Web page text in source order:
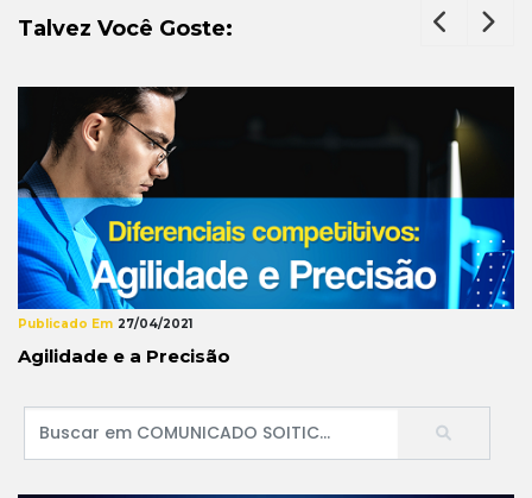
Talvez Você Goste:
Publicado Em 27/04/2021
Agilidade e a Precisão